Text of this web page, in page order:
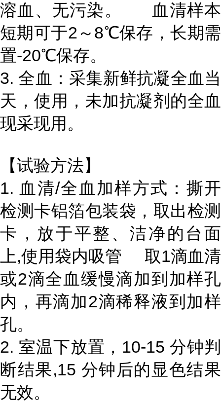
溶血、无污染。 血清样本
短期可于2～8℃保存，长期需
置-20℃保存。
3. 全血：采集新鲜抗凝全血当
天，使用，未加抗凝剂的全血
现采现用。
【试验方法】
1. 血清/全血加样方式：撕开
检测卡铝箔包装袋，取出检测
卡，放于平整、洁净的台面
上,使用袋内吸管 取1滴血清
或2滴全血缓慢滴加到加样孔
内，再滴加2滴稀释液到加样
孔。
2. 室温下放置，10-15 分钟判
断结果,15 分钟后的显色结果
无效。